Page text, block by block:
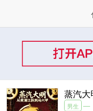
蒸汽大
男生